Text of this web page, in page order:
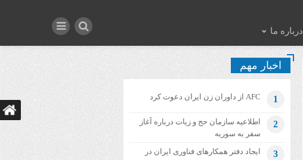
درباره ما
اخبار مهم
1 AFC از داوران زن ایران دعوت کرد
2
اطلاعیه‌ سازمان حج و زیات درباره آغاز
سفر به سوریه
3
ایجاد دفتر همکارهای فناوری ایران در